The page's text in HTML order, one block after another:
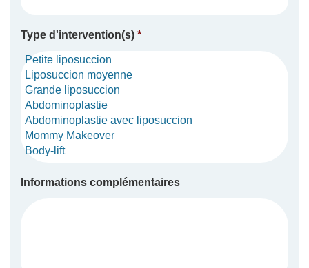
Type d'intervention(s) *
Informations complémentaires